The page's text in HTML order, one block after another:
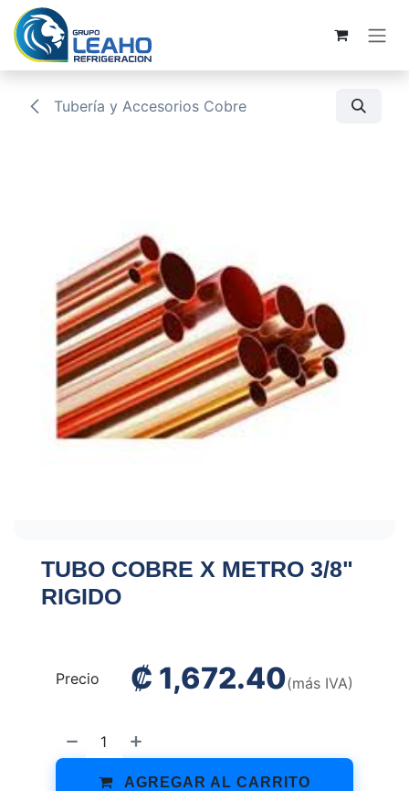
Ir al contenido
Tubería y Accesorios Cobre
TUBO COBRE X METRO 3/8"
RIGIDO
AGREGAR AL CARRITO
Precio ₡ 1,672.40(más IVA)